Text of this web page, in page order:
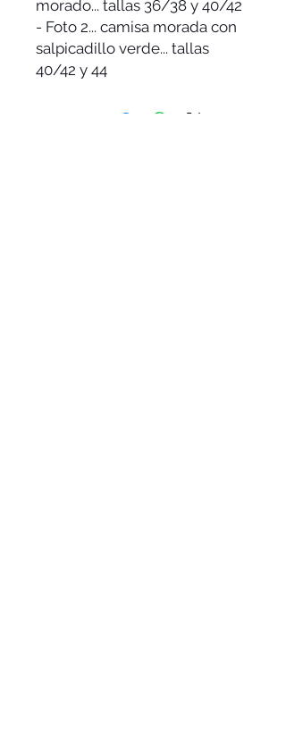
morado... tallas 36/38 y 40/42
- Foto 2... camisa morada con
salpicadillo verde... tallas
40/42 y 44